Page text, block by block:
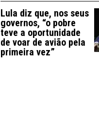
Lula diz que, nos seus
governos, “o pobre
teve a oportunidade
de voar de avião pela
primeira vez”